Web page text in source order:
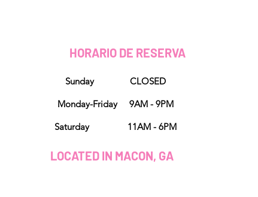
HORARIO DE RESERVA
Sunday CLOSED
Monday-Friday 9AM - 9PM
Saturday 11AM - 6PM
LOCATED IN MACON, GA